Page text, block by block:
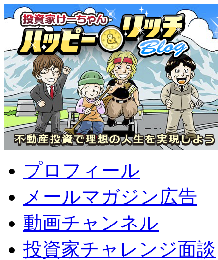
プロフィール
メールマガジン広告
動画チャンネル
投資家チャレンジ面談